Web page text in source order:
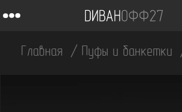
Главная Пуфы и банкетки